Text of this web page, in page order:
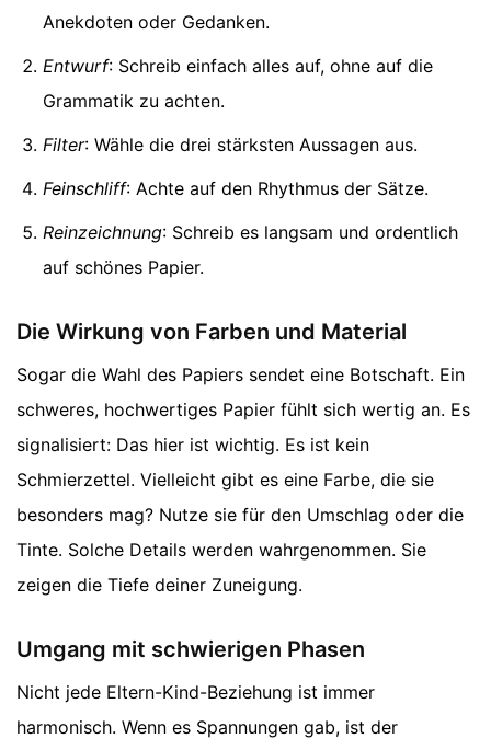
Anekdoten oder Gedanken.
Entwurf: Schreib einfach alles auf, ohne auf die
Grammatik zu achten.
Filter: Wähle die drei stärksten Aussagen aus.
Feinschliff: Achte auf den Rhythmus der Sätze.
Reinzeichnung: Schreib es langsam und ordentlich
auf schönes Papier.
Die Wirkung von Farben und Material
Sogar die Wahl des Papiers sendet eine Botschaft. Ein
schweres, hochwertiges Papier fühlt sich wertig an. Es
signalisiert: Das hier ist wichtig. Es ist kein
Schmierzettel. Vielleicht gibt es eine Farbe, die sie
besonders mag? Nutze sie für den Umschlag oder die
Tinte. Solche Details werden wahrgenommen. Sie
zeigen die Tiefe deiner Zuneigung.
Umgang mit schwierigen Phasen
Nicht jede Eltern-Kind-Beziehung ist immer
harmonisch. Wenn es Spannungen gab, ist der